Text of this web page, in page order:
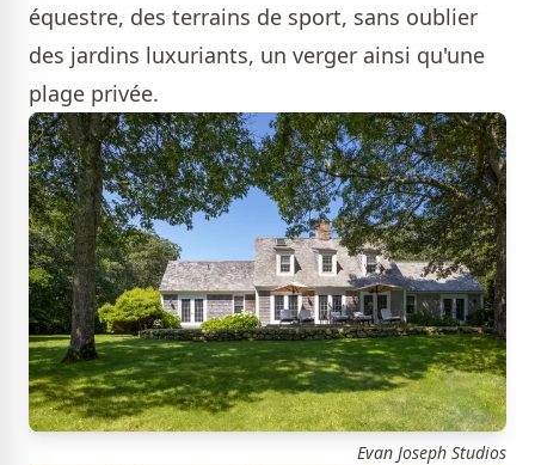
équestre, des terrains de sport, sans oublier
des jardins luxuriants, un verger ainsi qu'une
plage privée.
Evan Joseph Studios